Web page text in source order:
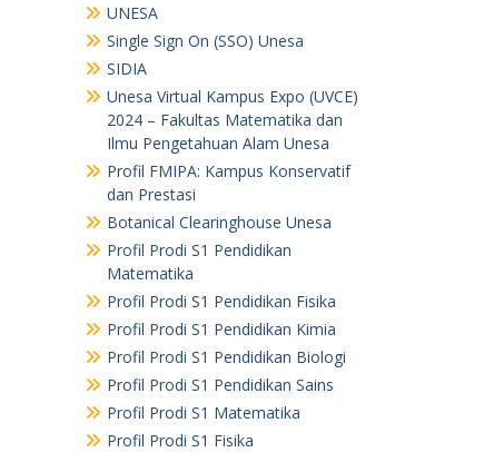
UNESA
Single Sign On (SSO) Unesa
SIDIA
Unesa Virtual Kampus Expo (UVCE)
2024 – Fakultas Matematika dan
Ilmu Pengetahuan Alam Unesa
Profil FMIPA: Kampus Konservatif
dan Prestasi
Botanical Clearinghouse Unesa
Profil Prodi S1 Pendidikan
Matematika
Profil Prodi S1 Pendidikan Fisika
Profil Prodi S1 Pendidikan Kimia
Profil Prodi S1 Pendidikan Biologi
Profil Prodi S1 Pendidikan Sains
Profil Prodi S1 Matematika
Profil Prodi S1 Fisika